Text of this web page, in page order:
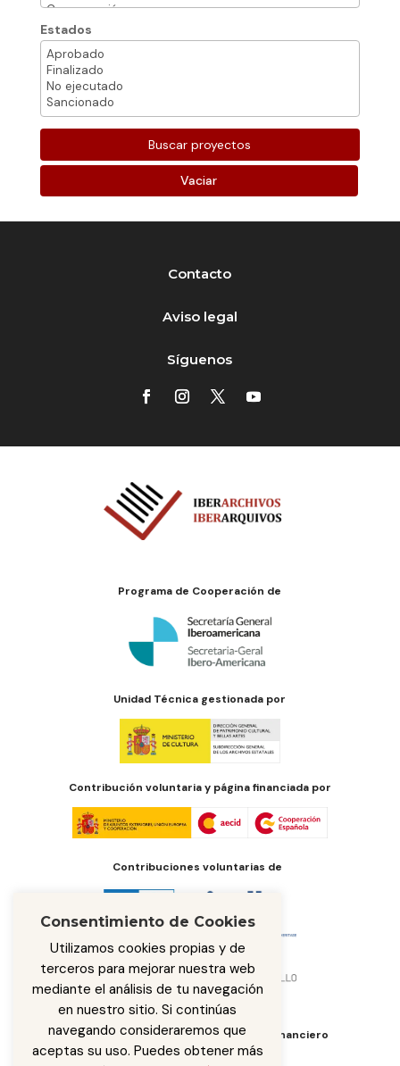
Estados
Vaciar
Contacto
Aviso legal
Síguenos
Programa de Cooperación de
Unidad Técnica gestionada por
Contribución voluntaria y página financiada por
Contribuciones voluntarias de
Órgano de administración del fondo financiero
Consentimiento de Cookies
Utilizamos cookies propias y de
terceros para mejorar nuestra web
mediante el análisis de tu navegación
en nuestro sitio. Si continúas
navegando consideraremos que
aceptas su uso. Puedes obtener más